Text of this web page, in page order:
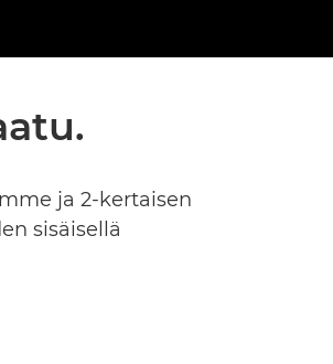
ja 2-kertaisen
sisäisellä